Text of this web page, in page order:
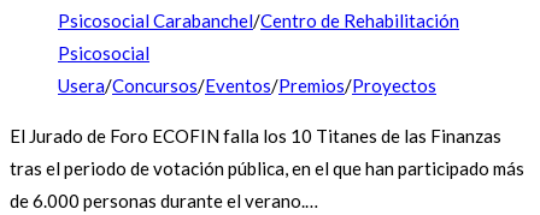
Psicosocial Carabanchel/Centro de Rehabilitación
Psicosocial
Usera/Concursos/Eventos/Premios/Proyectos
El Jurado de Foro ECOFIN falla los 10 Titanes de las Finanzas
tras el periodo de votación pública, en el que han participado más
de 6.000 personas durante el verano.…